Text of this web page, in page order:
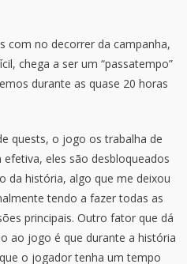
com no decorrer da campanha,
chega a ser um “passatempo”
durante as quase 20 horas
quests, o jogo os trabalha de
eles são desbloqueados
da história, algo que me deixou
tendo a fazer todas as
principais. Outro fator que dá
ao jogo é que durante a história
o jogador tenha um tempo